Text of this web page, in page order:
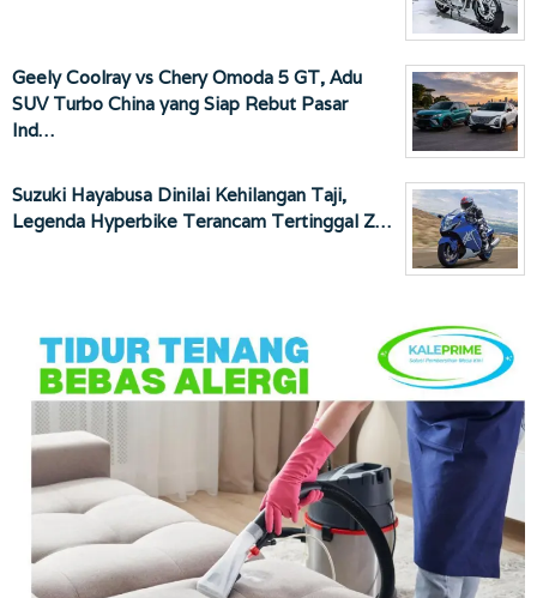
Geely Coolray vs Chery Omoda 5 GT, Adu
SUV Turbo China yang Siap Rebut Pasar
Ind…
Suzuki Hayabusa Dinilai Kehilangan Taji,
Legenda Hyperbike Terancam Tertinggal Z…